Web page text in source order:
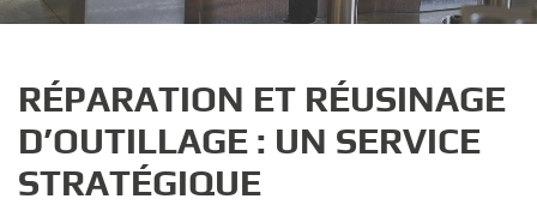
RÉPARATION ET RÉUSINAGE
D’OUTILLAGE : UN SERVICE
STRATÉGIQUE